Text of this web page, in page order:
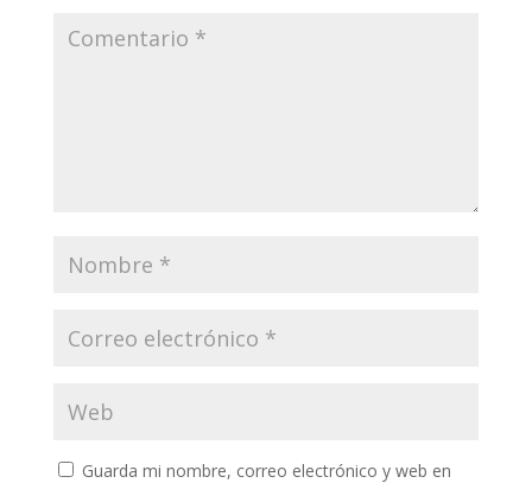
Guarda mi nombre, correo electrónico y web en